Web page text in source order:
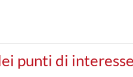
punti di